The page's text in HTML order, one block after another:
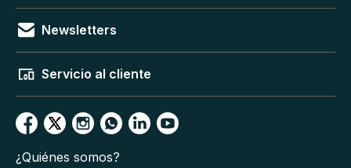
Newsletters
Servicio al cliente
¿Quiénes somos?